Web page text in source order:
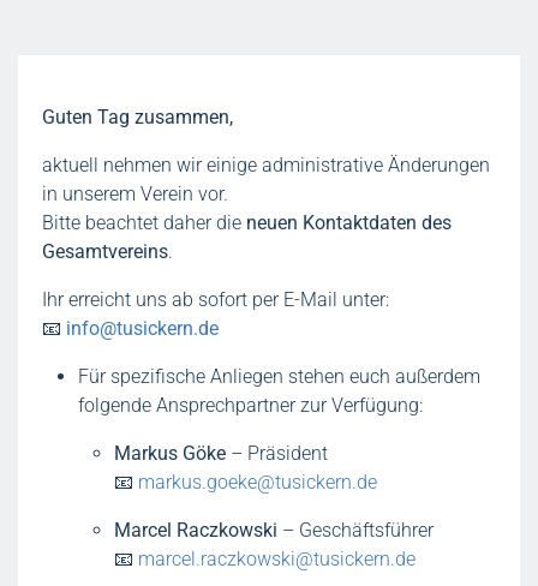
Guten Tag zusammen,
aktuell nehmen wir einige administrative Änderungen
in unserem Verein vor.
Bitte beachtet daher die neuen Kontaktdaten des
Gesamtvereins.
Ihr erreicht uns ab sofort per E-Mail unter:
📧 info@tusickern.de
Für spezifische Anliegen stehen euch außerdem
folgende Ansprechpartner zur Verfügung:
Markus Göke – Präsident
📧 markus.goeke@tusickern.de
Marcel Raczkowski – Geschäftsführer
📧 marcel.raczkowski@tusickern.de